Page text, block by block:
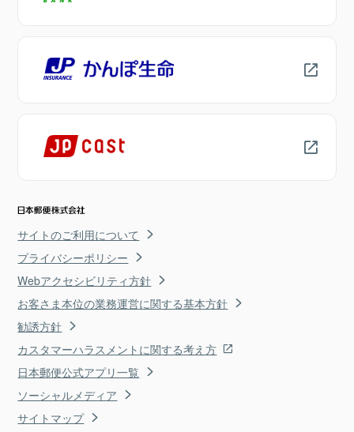
サイトのご利用について
プライバシーポリシー
Webアクセシビリティ方針
お客さま本位の業務運営に関する基本方針
勧誘方針
カスタマーハラスメントに関する考え方
日本郵便公式アプリ一覧
ソーシャルメディア
サイトマップ